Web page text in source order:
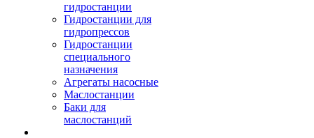
гидростанции
Гидростанции для
гидропрессов
Гидростанции
специального
назначения
Агрегаты насосные
Маслостанции
Баки для
маслостанций